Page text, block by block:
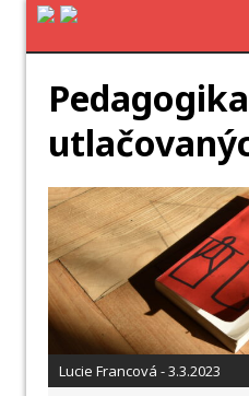
Pedagogika
Lucie Francová - 3.3.2023